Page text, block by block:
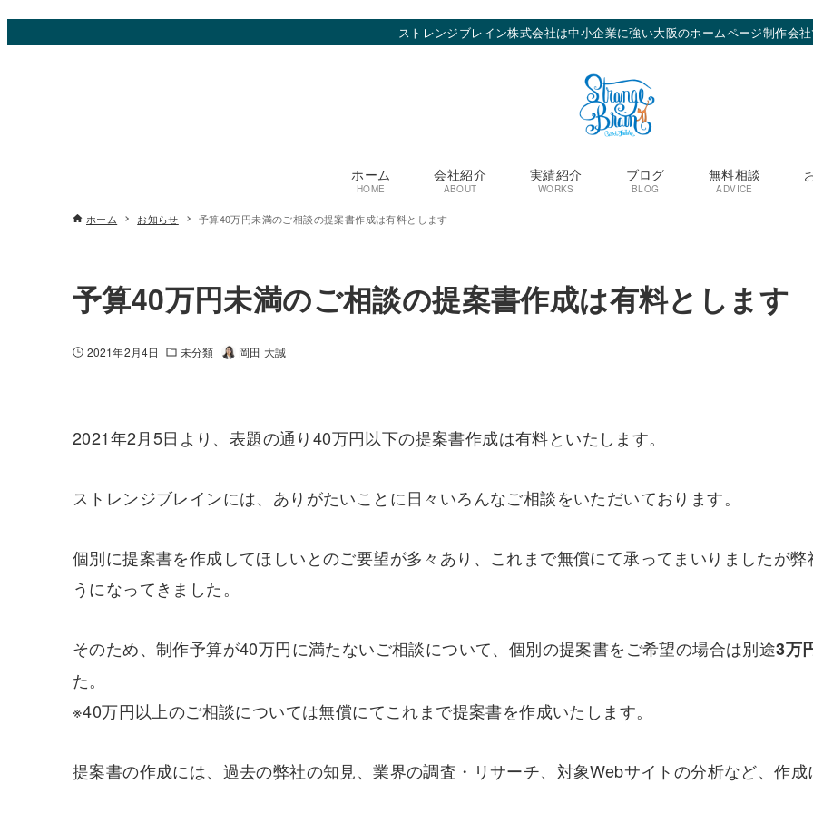
ストレンジブレイン株式会社は中小企業に強い大阪のホームページ制作会
ホーム
HOME
会社紹介
ABOUT
実績紹介
WORKS
ブログ
BLOG
無料相談
ADVICE
ホーム お知らせ 予算40万円未満のご相談の提案書作成は有料とします
予算40万円未満のご相談の提案書作成は有料とします
2021年2月4日 未分類 岡田 大誠
2021年2月5日より、表題の通り40万円以下の提案書作成は有料といたします。
ストレンジブレインには、ありがたいことに日々いろんなご相談をいただいております。
個別に提案書を作成してほしいとのご要望が多々あり、これまで無償にて承ってまいりましたが
うになってきました。
そのため、制作予算が40万円に満たないご相談について、個別の提案書をご希望の場合は別途3万
た。
※40万円以上のご相談については無償にてこれまで提案書を作成いたします。
提案書の作成には、過去の弊社の知見、業界の調査・リサーチ、対象Webサイトの分析など、作成